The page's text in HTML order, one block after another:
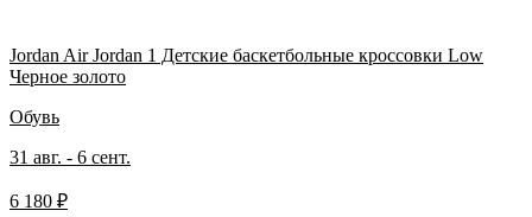
Jordan Air Jordan 1 Детские баскетбольные кроссовки Low
Черное золото
Обувь
31 авг. - 6 сент.
6 180 ₽